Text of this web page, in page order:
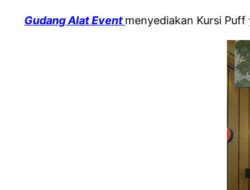
Gudang Alat Event menyediakan Kursi